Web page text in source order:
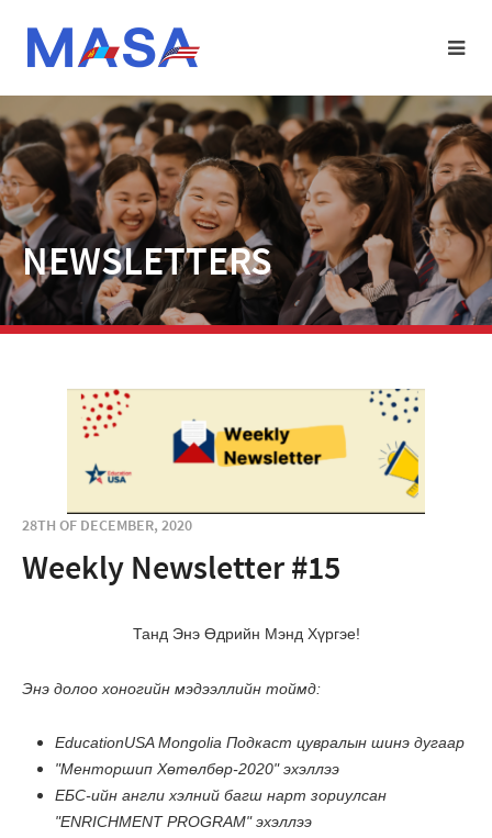
NEWSLETTERS
28TH OF DECEMBER, 2020
Weekly Newsletter #15
Танд Энэ Өдрийн Мэнд Хүргэе!
Энэ долоо хоногийн мэдээллийн тоймд:
EducationUSA Mongolia Подкаст цувралын шинэ дугаар
"Менторшип Хөтөлбөр-2020" эхэллээ
EБС-ийн англи хэлний багш нарт зориулсан
"ENRICHMENT PROGRAM" эхэллээ